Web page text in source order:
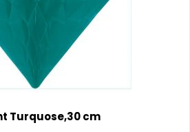
Turquose,30 cm